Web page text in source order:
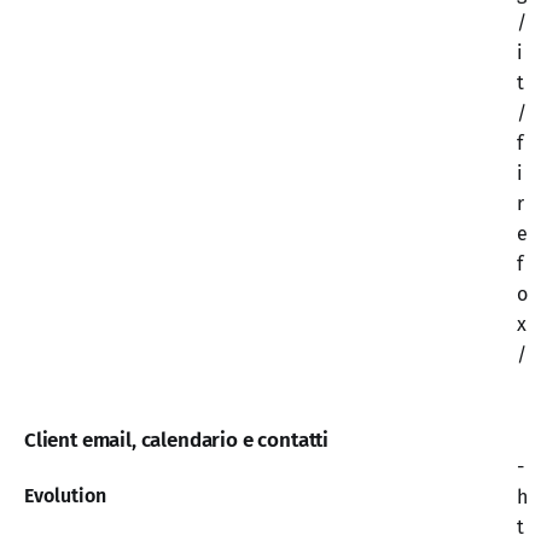
/
i
t
/
f
i
r
e
f
o
x
/
Client email, calendario e contatti
Evolution
-
h
t